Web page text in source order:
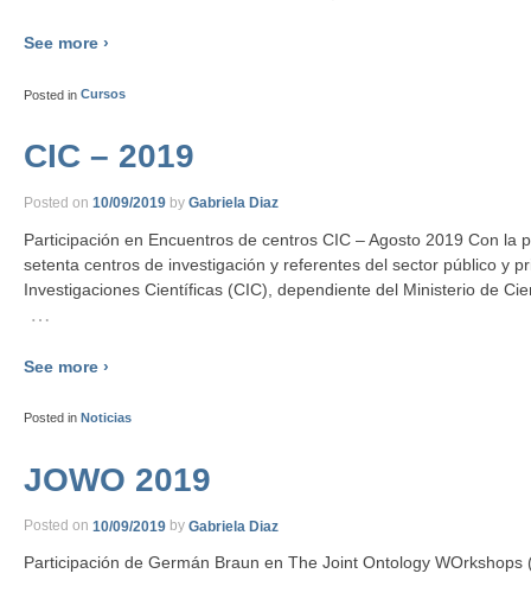
See more ›
Posted in Cursos
CIC – 2019
Posted on 10/09/2019 by Gabriela Diaz
Participación en Encuentros de centros CIC – Agosto 2019 Con la
setenta centros de investigación y referentes del sector público y
Investigaciones Científicas (CIC), dependiente del Ministerio de
…
See more ›
Posted in Noticias
JOWO 2019
Posted on 10/09/2019 by Gabriela Diaz
Participación de Germán Braun en The Joint Ontology